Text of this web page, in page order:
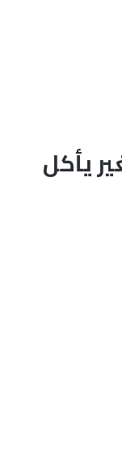
يأكل